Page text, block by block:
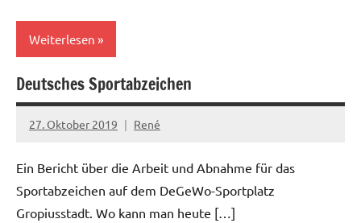
Weiterlesen
Deutsches Sportabzeichen
27. Oktober 2019 René
Ein Bericht über die Arbeit und Abnahme für das
Sportabzeichen auf dem DeGeWo-Sportplatz
Gropiusstadt. Wo kann man heute […]